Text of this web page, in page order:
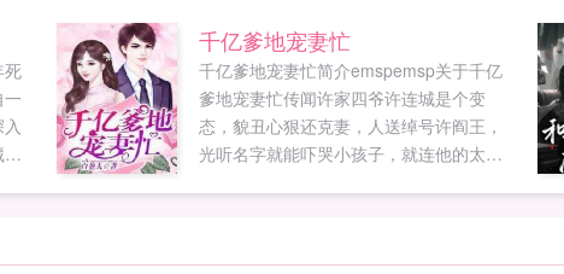
外
过来？好...
死
千亿爹地宠妻忙
千亿爹地宠妻忙简介emspemsp关于千亿
爹地宠妻忙传闻许家四爷许连城是个变
态，貌丑心狠还克妻，人送绰号许阎王，
光听名字就能吓哭小孩子，就连他的太太